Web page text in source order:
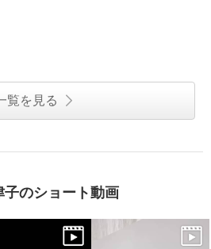
覧を見る
子のショート動画